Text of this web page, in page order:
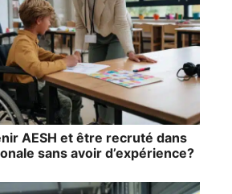
AESH et être recruté dans
sans avoir d’expérience?